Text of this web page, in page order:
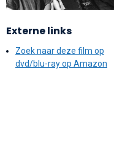
Externe links
Zoek naar deze film op
dvd/blu-ray op Amazon